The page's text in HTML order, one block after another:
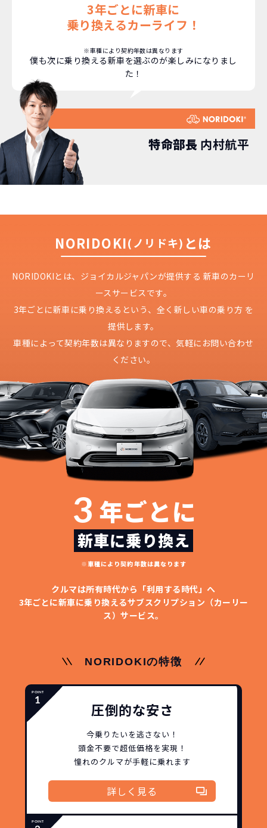
3年ごとに新車に
乗り換えるカーライフ！
※車種により契約年数は異なります
僕も次に乗り換える新車を選ぶのが楽しみになりまし
た！
特命部長 内村航平
NORIDOKI(ノリドキ) とは
NORIDOKIとは、ジョイカルジャパンが提供する 新車のカーリ
ースサービスです。
3年ごとに新車に乗り換えるという、 全く新しい車の乗り方 を
提供します。
車種によって契約年数は異なりますので、気軽にお問い合わせ
ください。
3 年ごとに
新車に乗り換え
※車種により契約年数は異なります
クルマは所有時代から「利用する時代」へ
3年ごとに新車に乗り換えるサブスクリプション（カーリー
ス）サービス。
NORIDOKIの特徴
圧倒的な安さ
今乗りたいを逃さない！
頭金不要で超低価格を実現！
憧れのクルマが手軽に乗れます
詳しく見る